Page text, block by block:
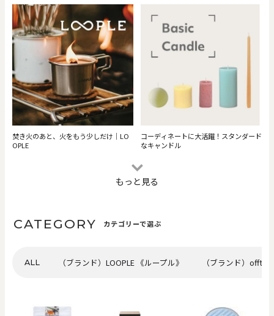
焚き火のあと、火をもう少しだけ｜LO
OPLE
コーディネートに大活躍！スタンダード
なキャンドル
もっと見る
CATEGORY カテゴリーで選ぶ
ALL （ブランド）LOOPLE 《ループル》 （ブランド）offti